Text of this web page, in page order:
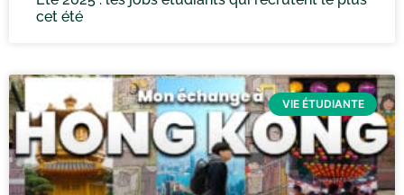
cet été
VIE ÉTUDIANTE